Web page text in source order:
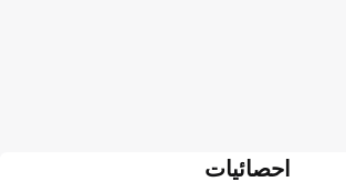
احصائيات